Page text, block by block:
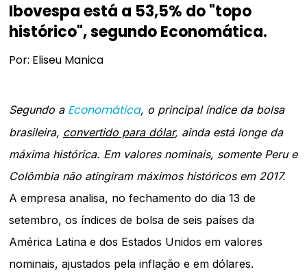
Ibovespa está a 53,5% do "topo
histórico", segundo Economática.
Por: Eliseu Manica
Segundo a Economática, o principal índice da bolsa
brasileira, convertido para dólar, ainda está longe da
máxima histórica. Em valores nominais, somente Peru e
Colômbia não atingiram máximos históricos em 2017.
A empresa analisa, no fechamento do dia 13 de
setembro, os índices de bolsa de seis países da
América Latina e dos Estados Unidos em valores
nominais, ajustados pela inflação e em dólares.